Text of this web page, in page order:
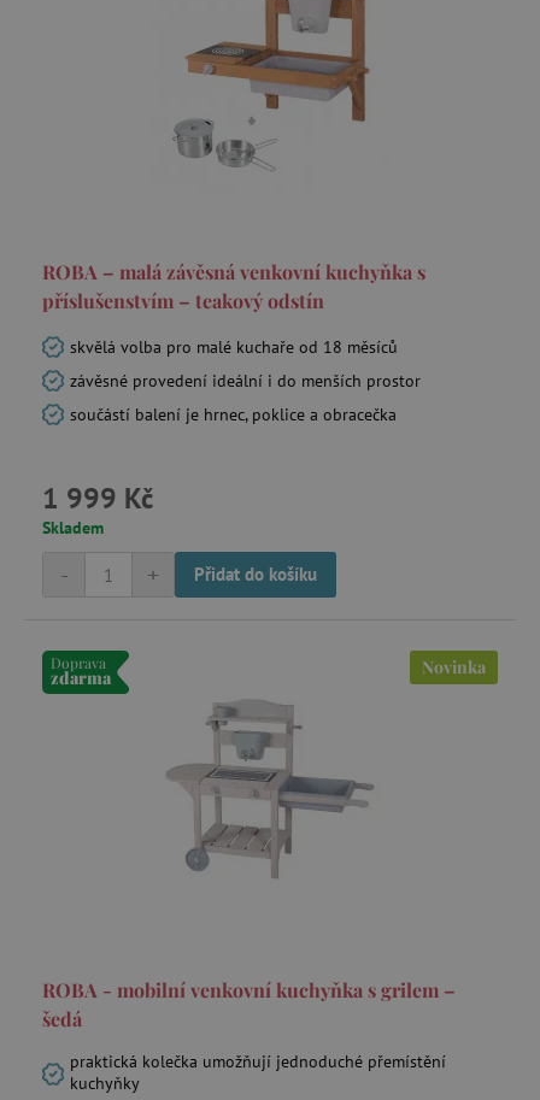
ROBA – malá závěsná venkovní kuchyňka s
příslušenstvím – teakový odstín
skvělá volba pro malé kuchaře od 18 měsíců
závěsné provedení ideální i do menších prostor
součástí balení je hrnec, poklice a obracečka
1 999 Kč
Skladem
+
- Přidat do košíku
Doprava
zdarma Novinka
ROBA - mobilní venkovní kuchyňka s grilem –
šedá
praktická kolečka umožňují jednoduché přemístění
kuchyňky